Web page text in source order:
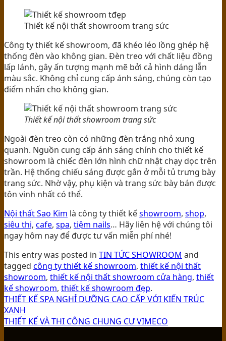
Thiết kế nội thất showroom trang sức
Công ty thiết kế showroom, đã khéo léo lồng ghép hệ
thống đèn vào không gian. Đèn treo với chất liệu đồng
lấp lánh, gây ấn tượng mạnh mẽ bởi cả hình dáng lẫn
màu sắc. Không chỉ cung cấp ánh sáng, chúng còn tạo
điểm nhấn cho không gian.
Thiết kế nội thất showroom trang sức
Ngoài đèn treo còn có những đèn trắng nhỏ xung
quanh. Nguồn cung cấp ánh sáng chính cho thiết kế
showroom là chiếc đèn lớn hình chữ nhật chạy dọc trên
trần. Hệ thống chiếu sáng được gắn ở mỗi tủ trưng bày
trang sức. Nhờ vậy, phụ kiện và trang sức bày bán được
tôn vinh nhất có thể.
Nội thất Sao Kim là công ty thiết kếshowroom, shop,
siêu thị, cafe, spa, tiệm nails… Hãy liên hệ với chúng tôi
ngay hôm nay để được tư vấn miễn phí nhé!
This entry was posted in TIN TỨC SHOWROOM and
tagged công ty thiết kế showroom, thiết kế nội thất
showroom, thiết kế nội thất showroom cửa hàng, thiết
kế showroom, thiết kế showroom đẹp.
THIẾT KẾ SPA NGHỈ DƯỠNG CAO CẤP VỚI KIẾN TRÚC
XANH
THIẾT KẾ VÀ THI CÔNG CHUNG CƯ VIMECO